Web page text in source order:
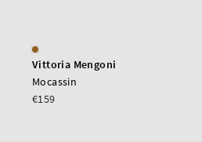
Vittoria Mengoni
Mocassin
€159